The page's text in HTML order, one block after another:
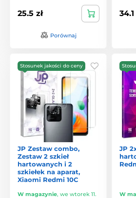
25.5 zł
Porównaj
34.1
Stosunek jakości do ceny
JP Zestaw combo,
Zestaw 2 szkieł
hartowanych i 2
szkiełek na aparat,
Xiaomi Redmi 10C
W magazynie, we wtorek 11.
JP
W